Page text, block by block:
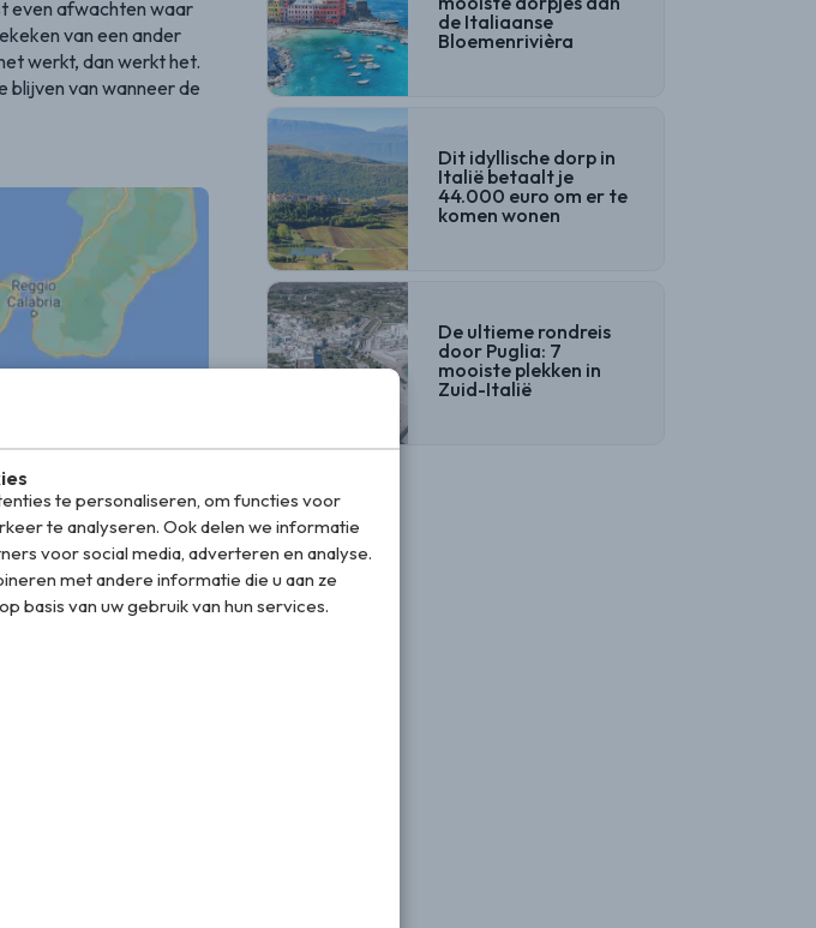
te personaliseren, om functies voor
te analyseren. Ook delen we informatie
voor social media, adverteren en analyse.
met andere informatie die u aan ze
basis van uw gebruik van hun services.
even afwachten waar
van een ander
werkt, dan werkt het.
blijven van wanneer de
de Italiaanse
Bloemenrivièra
Dit idyllische dorp in
Italië betaalt je
44.000 euro om er te
komen wonen
De ultieme rondreis
door Puglia: 7
mooiste plekken in
Zuid-Italië